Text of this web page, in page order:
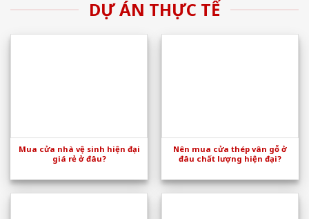
DỰ ÁN THỰC TẾ
Mua cửa nhà vệ sinh hiện đại
giá rẻ ở đâu?
Nên mua cửa thép vân gỗ ở
đâu chất lượng hiện đại?